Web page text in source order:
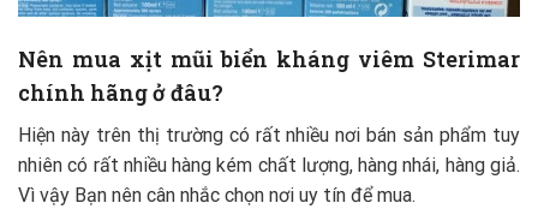
Nên mua xịt mũi biển kháng viêm Sterimar
chính hãng ở đâu?
Hiện này trên thị trường có rất nhiều nơi bán sản phẩm tuy
nhiên có rất nhiều hàng kém chất lượng, hàng nhái, hàng giả.
Vì vậy Bạn nên cân nhắc chọn nơi uy tín để mua.